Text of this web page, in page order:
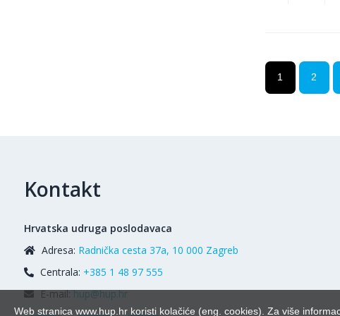
1 2
Kontakt
Hrvatska udruga poslodavaca
Adresa: Radnička cesta 37a, 10 000 Zagreb
Centrala: +385 1 48 97 555
E-mail:hup@hup.hr
Web stranica www.hup.hr koristi kolačiće (eng. cookies). Za više